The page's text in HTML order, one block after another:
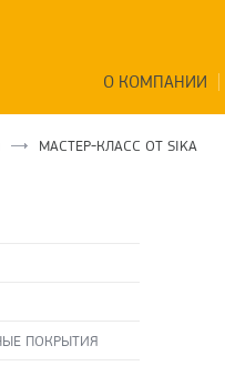
О КОМПАНИИ
МАСТЕР-КЛАСС ОТ SIKA
ПОКРЫТИЯ